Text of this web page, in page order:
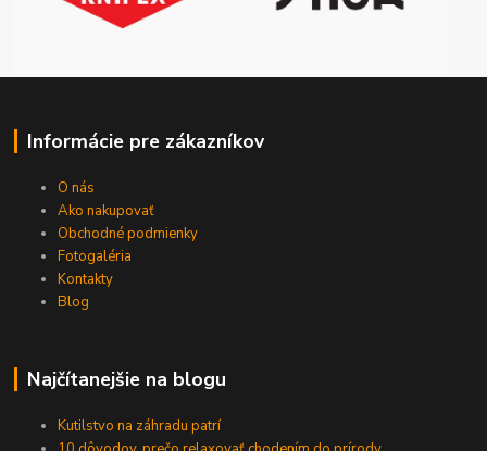
Informácie pre zákazníkov
O nás
Ako nakupovať
Obchodné podmienky
Fotogaléria
Kontakty
Blog
Najčítanejšie na blogu
Kutilstvo na záhradu patrí